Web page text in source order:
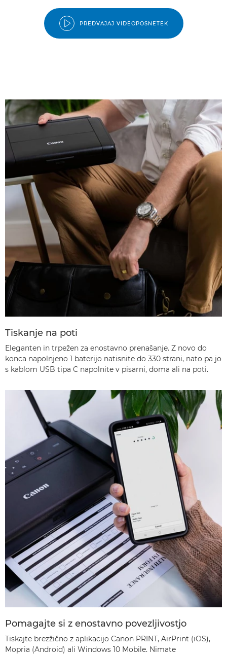
PREDVAJAJ VIDEOPOSNETEK
Tiskanje na poti
Eleganten in trpežen za enostavno prenašanje. Z novo do
konca napolnjeno 1 baterijo natisnite do 330 strani, nato pa jo
s kablom USB tipa C napolnite v pisarni, doma ali na poti.
Pomagajte si z enostavno povezljivostjo
Tiskajte brezžično z aplikacijo Canon PRINT, AirPrint (iOS),
Mopria (Android) ali Windows 10 Mobile. Nimate